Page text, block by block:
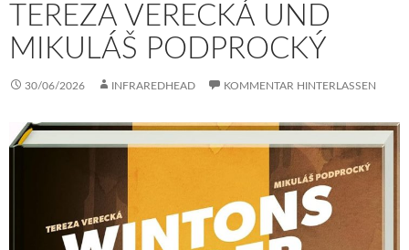
TEREZA VERECKÁ UND
MIKULÁŠ PODPROCKÝ
30/06/2026 INFRAREDHEAD KOMMENTAR HINTERLASSEN